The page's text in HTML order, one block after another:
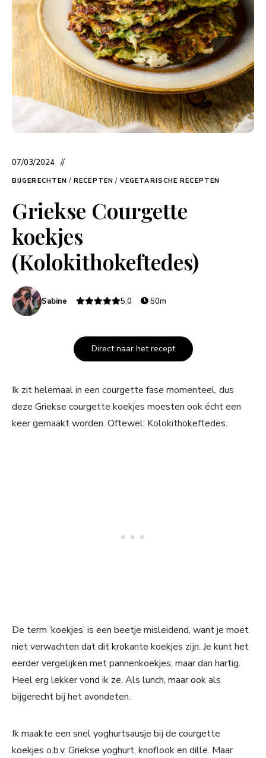
07/03/2024
BIJGERECHTEN / RECEPTEN / VEGETARISCHE RECEPTEN
Griekse Courgette
koekjes
(Kolokithokeftedes)
Sabine 5,0 50m
Direct naar het recept
Ik zit helemaal in een courgette fase momenteel, dus
deze Griekse courgette koekjes moesten ook écht een
keer gemaakt worden. Oftewel: Kolokithokeftedes.
De term ‘koekjes’ is een beetje misleidend, want je moet
niet verwachten dat dit krokante koekjes zijn. Je kunt het
eerder vergelijken met pannenkoekjes, maar dan hartig.
Heel erg lekker vond ik ze. Als lunch, maar ook als
bijgerecht bij het avondeten.
Ik maakte een snel yoghurtsausje bij de courgette
koekjes o.b.v. Griekse yoghurt, knoflook en dille. Maar